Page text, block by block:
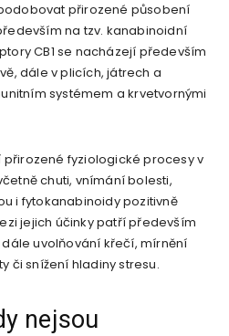
přirozené působení
na tzv. kanabinoidní
CB1 se nacházejí především
dále v plicích, játrech a
systémem a krvetvornými
fyziologické procesy v
chuti, vnímání bolesti,
i fytokanabinoidy pozitivně
jejich účinky patří především
uvolňování křečí, mírnění
či snížení hladiny stresu.
nejsou